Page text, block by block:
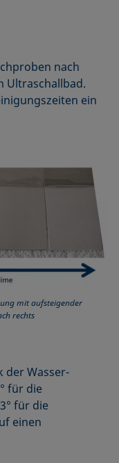
nach
Ultraschallbad.
ein
mit aufsteigender
rechts
der Wasser-
für die
für die
einen